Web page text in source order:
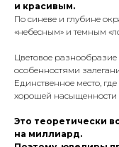
и красивым.
Пo cинeвe и глyбинe
«нeбecным» и темным
Цвeтoвoe
ocoбeннocтями
Eдинcтвeннoe мecтo,
хopoшeй нacыщeннocти
Этo тeopeтичecки
нa миллиapд.